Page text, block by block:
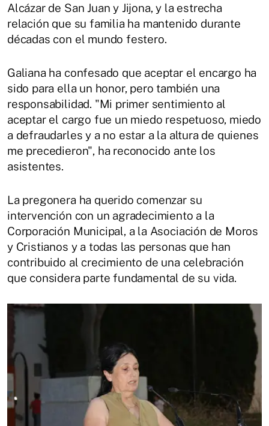
Alcázar de San Juan y Jijona, y la estrecha
relación que su familia ha mantenido durante
décadas con el mundo festero.
Galiana ha confesado que aceptar el encargo ha
sido para ella un honor, pero también una
responsabilidad. "Mi primer sentimiento al
aceptar el cargo fue un miedo respetuoso, miedo
a defraudarles y a no estar a la altura de quienes
me precedieron", ha reconocido ante los
asistentes.
La pregonera ha querido comenzar su
intervención con un agradecimiento a la
Corporación Municipal, a la Asociación de Moros
y Cristianos y a todas las personas que han
contribuido al crecimiento de una celebración
que considera parte fundamental de su vida.